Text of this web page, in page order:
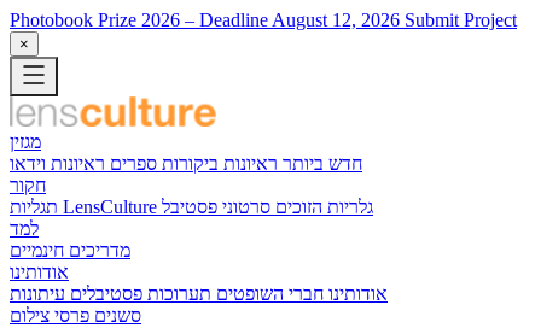
Photobook Prize 2026 – Deadline August 12, 2026 Submit Project
×
מגזין
חדש ביותר ראיונות ביקורות ספרים ראיונות וידאו
חקור
תגליות LensCulture
גלריות הזוכים סרטוני פסטיבל
למד
מדריכים חינמיים
אודותינו
אודותינו חברי השופטים תערוכות פסטיבלים עיתונות
סשנים פרסי צילום